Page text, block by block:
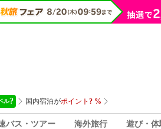
バス・ツアー 海外旅行 遊び・体